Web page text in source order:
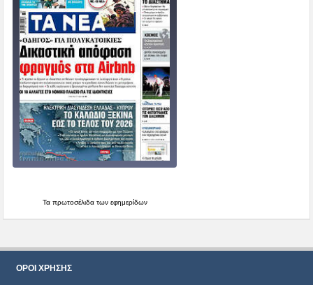
Τα πρωτοσέλιδατων εφημερίδων
ΌΡΟΙ ΧΡΗΣΗΣ